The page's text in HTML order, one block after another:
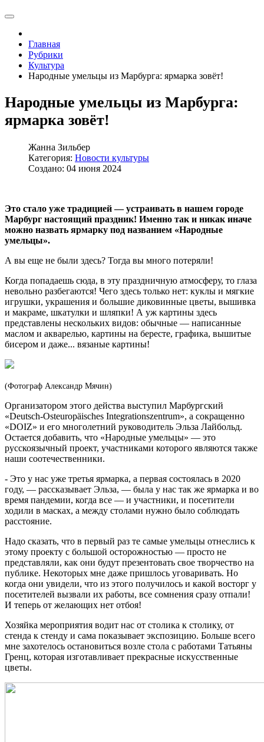
Главная
Рубрики
Культура
Народные умельцы из Марбурга: ярмарка зовёт!
Народные умельцы из Марбурга:
ярмарка зовёт!
Жанна Зильбер
Категория: Новости культуры
Создано: 04 июня 2024
Это стало уже традицией — устраивать в нашем городе
Марбург настоящий праздник! Именно так и никак иначе
можно назвать ярмарку под названием «Народные
умельцы».
А вы еще не были здесь? Тогда вы много потеряли!
Когда попадаешь сюда, в эту праздничную атмосферу, то глаза
невольно разбегаются! Чего здесь только нет: куклы и мягкие
игрушки, украшения и большие диковинные цветы, вышивка
и макраме, шкатулки и шляпки! А уж картины здесь
представлены нескольких видов: обычные — написанные
маслом и акварелью, картины на бересте, графика, вышитые
бисером и даже... вязаные картины!
(Фотограф Александр Мячин)
Организатором этого действа выступил Марбургский
«Deutsch-Osteuropäisches Integrationszentrum», а сокращенно
«DOIZ» и его многолетний руководитель Эльза Лайбольд.
Остается добавить, что «Народные умельцы» — это
русскоязычный проект, участниками которого являются также
наши соотечественники.
- Это у нас уже третья ярмарка, а первая состоялась в 2020
году, — рассказывает Эльза, — была у нас так же ярмарка и во
время пандемии, когда все — и участники, и посетители
ходили в масках, а между столами нужно было соблюдать
расстояние.
Надо сказать, что в первый раз те самые умельцы отнеслись к
этому проекту с большой осторожностью — просто не
представляли, как они будут презентовать свое творчество на
публике. Некоторых мне даже пришлось уговаривать. Но
когда они увидели, что из этого получилось и какой восторг у
посетителей вызвали их работы, все сомнения сразу отпали!
И теперь от желающих нет отбоя!
Хозяйка мероприятия водит нас от столика к столику, от
стенда к стенду и сама показывает экспозицию. Больше всего
мне захотелось остановиться возле стола с работами Татьяны
Гренц, которая изготавливает прекрасные искусственные
цветы.